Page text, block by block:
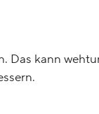
Das kann